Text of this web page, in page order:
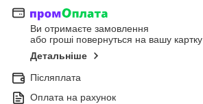
Ви отримаєте замовлення
або гроші повернуться на вашу картку
Детальніше
Післяплата
Оплата на рахунок